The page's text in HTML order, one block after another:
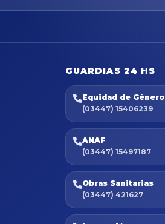
GUARDIAS 24 HS
Equidad de Género
(03447) 15406239
ANAF
(03447) 15497187
Obras Sanitarias
(03447) 421627